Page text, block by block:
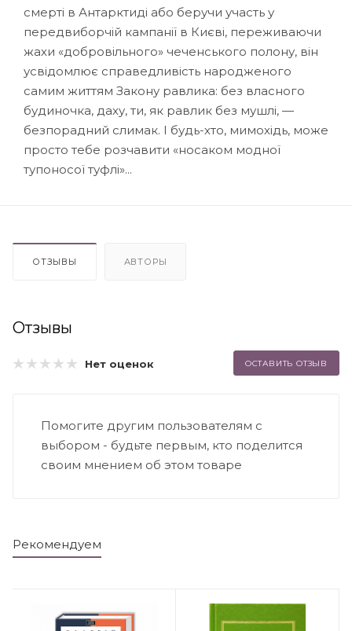
смерті в Антарктиді або беручи участь у
передвиборчій кампанії в Києві, переживаючи
жахи «добровільного» чеченського полону, він
усвідомлює справедливість народженого
самим життям Закону равлика: без власного
будиночка, даху, ти, як равлик без мушлі, —
безпорадний слимак. І будь-хто, мимохідь, може
просто тебе розчавити «носаком модної
тупоносої туфлі»...
ОТЗЫВЫ АВТОРЫ
Отзывы
Нет оценок ОСТАВИТЬ ОТЗЫВ
Помогите другим пользователям с
выбором - будьте первым, кто поделится
своим мнением об этом товаре
Рекомендуем